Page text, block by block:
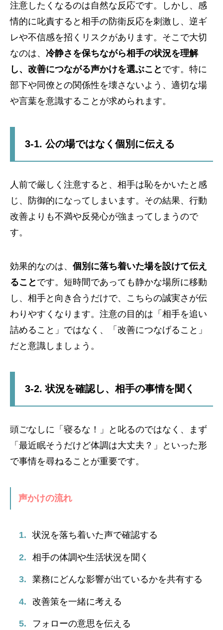
注意したくなるのは自然な反応です。しかし、感
情的に叱責すると相手の防衛反応を刺激し、逆ギ
レや不信感を招くリスクがあります。そこで大切
なのは、 冷静さを保ちながら相手の状況を理解
し、改善につながる声かけを選ぶこと です。特に
部下や同僚との関係性を壊さないよう、適切な場
や言葉を意識することが求められます。
3-1. 公の場ではなく個別に伝える
人前で厳しく注意すると、相手は恥をかいたと感
じ、防御的になってしまいます。その結果、行動
改善よりも不満や反発心が強まってしまうので
す。
効果的なのは、 個別に落ち着いた場を設けて伝え
ること です。短時間であっても静かな場所に移動
し、相手と向き合うだけで、こちらの誠実さが伝
わりやすくなります。注意の目的は「相手を追い
詰めること」ではなく、「改善につなげること」
だと意識しましょう。
3-2. 状況を確認し、相手の事情を聞く
頭ごなしに「寝るな！」と叱るのではなく、まず
「最近眠そうだけど体調は大丈夫？」といった形
で事情を尋ねることが重要です。
声かけの流れ
状況を落ち着いた声で確認する
相手の体調や生活状況を聞く
業務にどんな影響が出ているかを共有する
改善策を一緒に考える
フォローの意思を伝える